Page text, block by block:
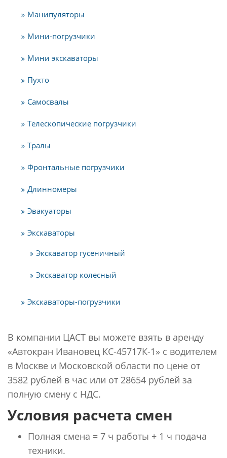
Манипуляторы
Мини-погрузчики
Мини экскаваторы
Пухто
Самосвалы
Телескопические погрузчики
Тралы
Фронтальные погрузчики
Длинномеры
Эвакуаторы
Экскаваторы
Экскаватор гусеничный
Экскаватор колесный
Экскаваторы-погрузчики
В компании ЦАСТ вы можете взять в аренду
«Автокран Ивановец КС-45717К-1» с водителем
в Москве и Московской области по цене от
3582 рублей в час или от 28654 рублей за
полную смену с НДС.
Условия расчета смен
Полная смена = 7 ч работы + 1 ч подача
техники.